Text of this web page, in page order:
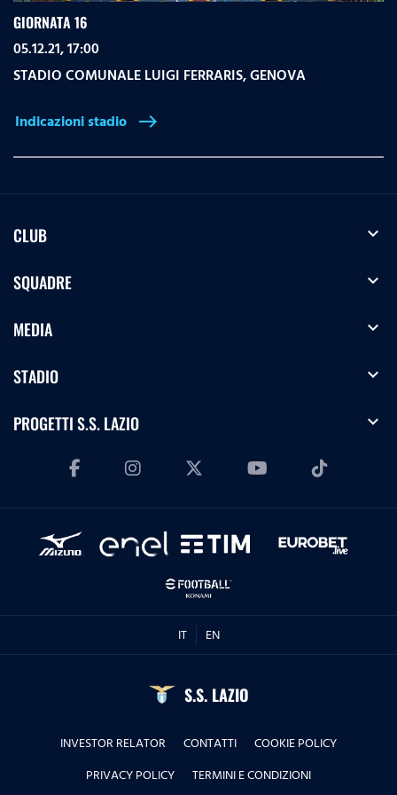
GIORNATA 16
05.12.21, 17:00
STADIO COMUNALE LUIGI FERRARIS,GENOVA
Indicazioni stadio east
CLUB expand_more
SQUADRE expand_more
MEDIA expand_more
STADIO expand_more
PROGETTI S.S. LAZIO expand_more
IT EN
S.S. LAZIO
INVESTOR RELATOR CONTATTI
COOKIE POLICY
PRIVACY POLICY
TERMINI E CONDIZIONI